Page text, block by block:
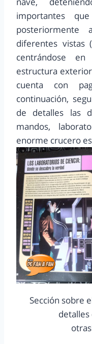
importantes
diferentes vistas
centrándose
estructura
cuenta con
continuación,
de detalles las
mandos,
enorme crucero
Sección sobre
detalles